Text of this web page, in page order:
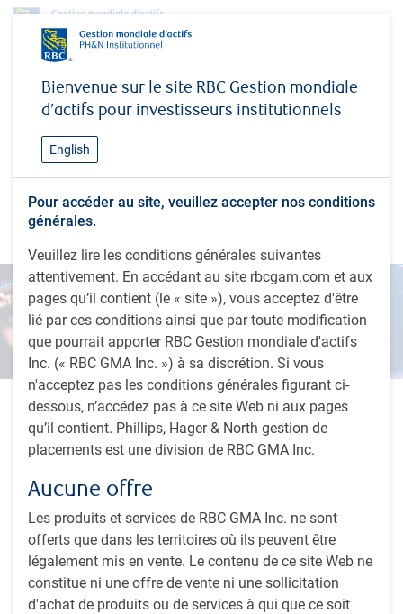
Bienvenue sur le site RBC Gestion mondiale
d’actifs pour investisseurs institutionnels
English
Pour accéder au site, veuillez accepter nos conditions
générales.
Veuillez lire les conditions générales suivantes
attentivement. En accédant au site rbcgam.com et aux
pages qu’il contient (le « site »), vous acceptez d'être
lié par ces conditions ainsi que par toute modification
que pourrait apporter RBC Gestion mondiale d'actifs
Inc. (« RBC GMA Inc. ») à sa discrétion. Si vous
n'acceptez pas les conditions générales figurant ci-
dessous, n’accédez pas à ce site Web ni aux pages
qu’il contient. Phillips, Hager & North gestion de
placements est une division de RBC GMA Inc.
Aucune offre
Les produits et services de RBC GMA Inc. ne sont
offerts que dans les territoires où ils peuvent être
légalement mis en vente. Le contenu de ce site Web ne
constitue ni une offre de vente ni une sollicitation
d'achat de produits ou de services à qui que ce soit
Perspectives pour l'investisseur en actions mondiales - Mai 2024
Perspectives pour
l'investisseur en actions
mondiales - Mai 2024
1 minutes pour lire
ParÉquipe Actions mondiales RBC,J.Richardson
3 mai 2024
Quels sont les enjeux actuels pour les investisseurs en
actions mondiales ?
À la lumière des événements du dernier mois,
Jeremy Richardson se penche sur les questions suivantes :